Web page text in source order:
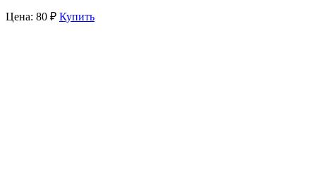
Цена: 80 ₽ Купить